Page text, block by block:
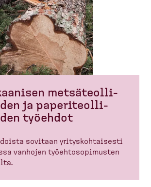
metsäteol­li­
ja paperi­teol­li­
työehdot
sovitaan yritys­koh­taisesti
vanhojen työehto­so­pi­musten